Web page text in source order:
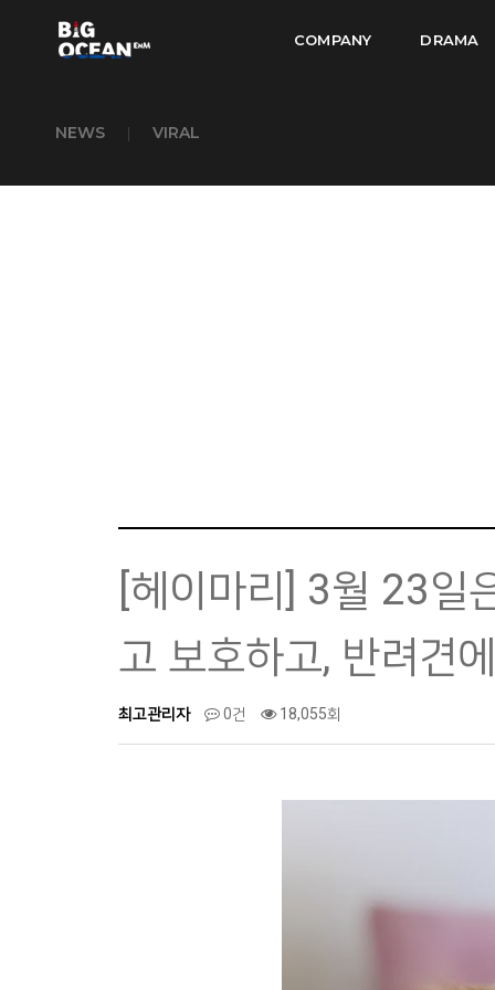
COMPANY DRAMA
NEWS | VIRAL
[헤이마리] 3월 23일
고 보호하고, 반려견
최고관리자 0건 18,055회